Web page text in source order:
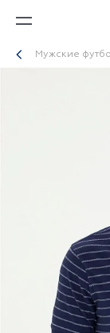
Мужские